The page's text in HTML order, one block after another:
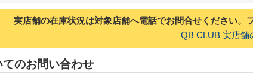
実店舗の在庫状況は対象店舗へ電話でお問合せください。
QB CLUB 実店舗
のお問い合わせ